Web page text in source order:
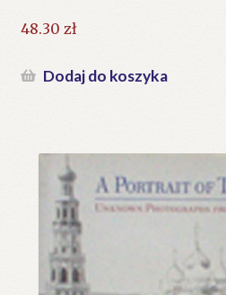
48.30 zł
Dodaj do koszyka